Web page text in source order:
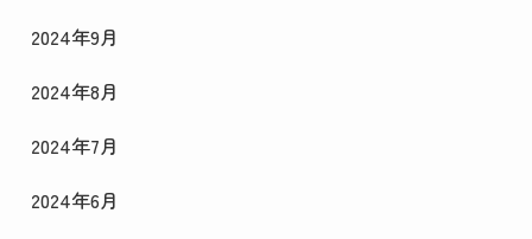
2024年9月
2024年8月
2024年7月
2024年6月